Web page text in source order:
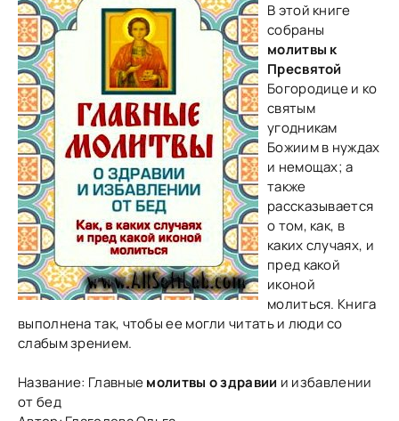
В этой книге
собраны
молитвы к
Пресвятой
Богородице и ко
святым
угодникам
Божиим в нуждах
и немощах; а
также
рассказывается
о том, как, в
каких случаях, и
пред какой
иконой
молиться. Книга
выполнена так, чтобы ее могли читать и люди со
слабым зрением.
Название: Главныемолитвы о здравии и избавлении
от бед